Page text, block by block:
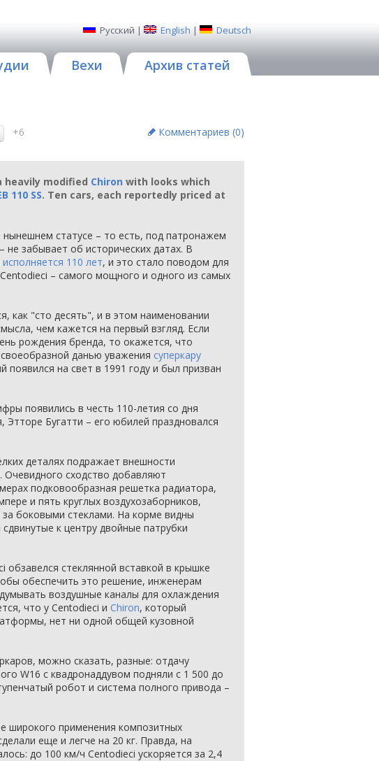
Русский | English | Deutsch
Вехи Архив статей
+6 Комментариев (0)
heavily modified Chiron with looks which
110 SS. Ten cars, each reportedly priced at
статусе – то есть, под патронажем
не забывает об исторических датах. В
исполняется 110 лет, и это стало поводом для
– самого мощного и одного из самых
как "сто десять", и в этом наименовании
чем кажется на первый взгляд. Если
рождения бренда, то окажется, что
данью уважения суперкару
появился на свет в 1991 году и был призван
появились в честь 110-летия со дня
Этторе Бугатти – его юбилей праздновался
деталях подражает внешности
Очевидного сходство добавляют
подковообразная решетка радиатора,
и пять круглых воздухозаборников,
боковыми стеклами. На корме видны
к центру двойные патрубки
обзавелся стеклянной вставкой в крышке
обеспечить это решение, инженерам
воздушные каналы для охлаждения
что у Centodieci и Chiron, который
нет ни одной общей кузовной
можно сказать, разные: отдачу
W16 с квадронаддувом подняли с 1 500 до
робот и система полного привода –
широкого применения композитных
еще и легче на 20 кг. Правда, на
до 100 км/ч Centodieci ускоряется за 2,4